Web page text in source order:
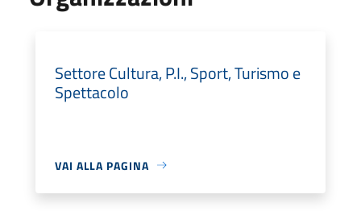
Settore Cultura, P.I., Sport, Turismo e
Spettacolo
VAI ALLA PAGINA